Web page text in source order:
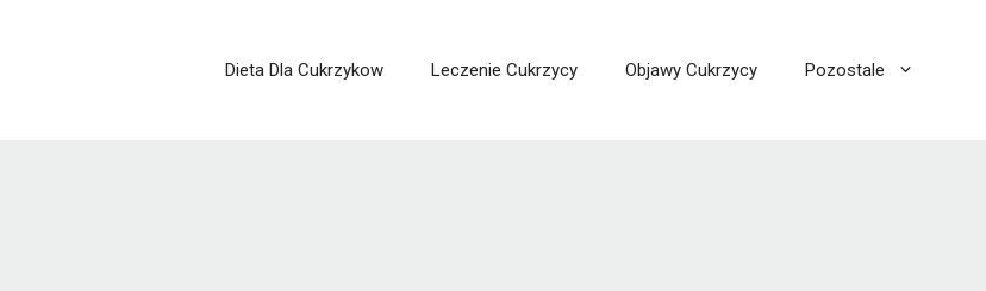
Dieta Dla Cukrzykow Leczenie Cukrzycy Objawy Cukrzycy Pozostale